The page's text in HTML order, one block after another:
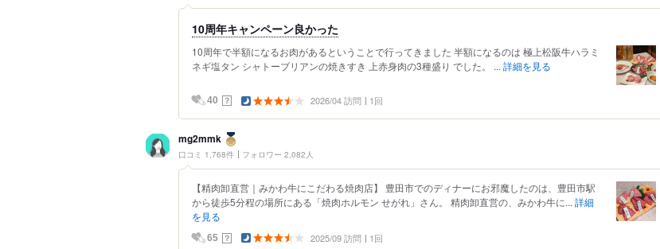
10周年キャンペーン良かった
10周年で半額になるお肉があるということで行ってきました 半額になるのは 極上松阪牛ハラミ
ネギ塩タン シャトーブリアンの焼きすき 上赤身肉の3種盛り でした。 ... 詳細を見る
40 ？ 2026/04 訪問 1回
mg2mmk
口コミ 1,768件 フォロワー 2,082人
【精肉卸直営｜みかわ牛にこだわる焼肉店】 豊田市でのディナーにお邪魔したのは、豊田市駅
から徒歩5分程の場所にある「焼肉ホルモン せがれ」さん。 精肉卸直営の、みかわ牛に... 詳細
を見る
65 ？ 2025/09 訪問 1回